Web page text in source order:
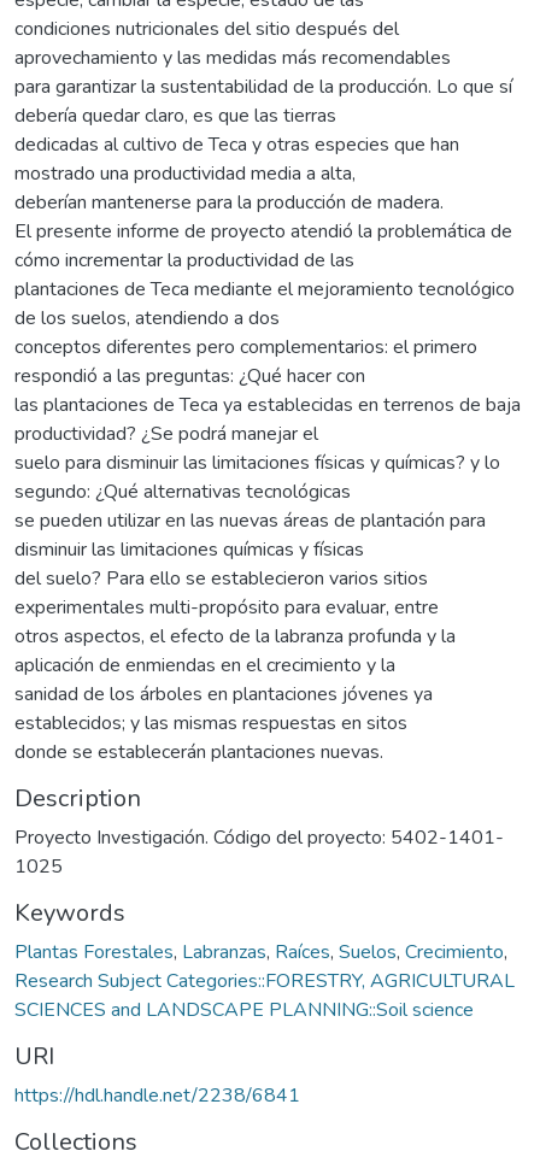
condiciones nutricionales del sitio después del
aprovechamiento y las medidas más recomendables
para garantizar la sustentabilidad de la producción. Lo que sí
debería quedar claro, es que las tierras
dedicadas al cultivo de Teca y otras especies que han
mostrado una productividad media a alta,
deberían mantenerse para la producción de madera.
El presente informe de proyecto atendió la problemática de
cómo incrementar la productividad de las
plantaciones de Teca mediante el mejoramiento tecnológico
de los suelos, atendiendo a dos
conceptos diferentes pero complementarios: el primero
respondió a las preguntas: ¿Qué hacer con
las plantaciones de Teca ya establecidas en terrenos de baja
productividad? ¿Se podrá manejar el
suelo para disminuir las limitaciones físicas y químicas? y lo
segundo: ¿Qué alternativas tecnológicas
se pueden utilizar en las nuevas áreas de plantación para
disminuir las limitaciones químicas y físicas
del suelo? Para ello se establecieron varios sitios
experimentales multi-propósito para evaluar, entre
otros aspectos, el efecto de la labranza profunda y la
aplicación de enmiendas en el crecimiento y la
sanidad de los árboles en plantaciones jóvenes ya
establecidos; y las mismas respuestas en sitos
donde se establecerán plantaciones nuevas.
Description
Proyecto Investigación. Código del proyecto: 5402-1401-
1025
Keywords
Plantas Forestales, Labranzas, Raíces, Suelos, Crecimiento,
Research Subject Categories::FORESTRY, AGRICULTURAL
SCIENCES and LANDSCAPE PLANNING::Soil science
URI
https://hdl.handle.net/2238/6841
Collections